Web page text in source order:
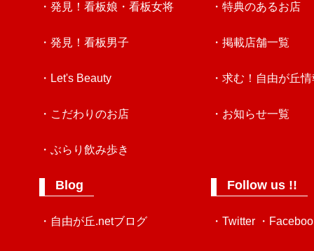
・発見！看板娘・看板女将
・発見！看板男子
・Let's Beauty
・こだわりのお店
・ぶらり飲み歩き
Blog
・自由が丘.netブログ
・特典のあるお店
・掲載店舗一覧
・求む！自由が丘
・お知らせ一覧
Follow us !!
・Twitter ・